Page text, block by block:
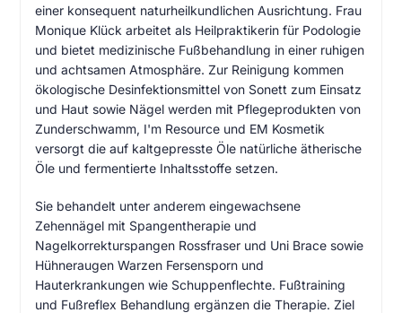
einer konsequent naturheilkundlichen Ausrichtung. Frau
Monique Klück arbeitet als Heilpraktikerin für Podologie
und bietet medizinische Fußbehandlung in einer ruhigen
und achtsamen Atmosphäre. Zur Reinigung kommen
ökologische Desinfektionsmittel von Sonett zum Einsatz
und Haut sowie Nägel werden mit Pflegeprodukten von
Zunderschwamm, I'm Resource und EM Kosmetik
versorgt die auf kaltgepresste Öle natürliche ätherische
Öle und fermentierte Inhaltsstoffe setzen.
Sie behandelt unter anderem eingewachsene
Zehennägel mit Spangentherapie und
Nagelkorrekturspangen Rossfraser und Uni Brace sowie
Hühneraugen Warzen Fersensporn und
Hauterkrankungen wie Schuppenflechte. Fußtraining
und Fußreflex Behandlung ergänzen die Therapie. Ziel